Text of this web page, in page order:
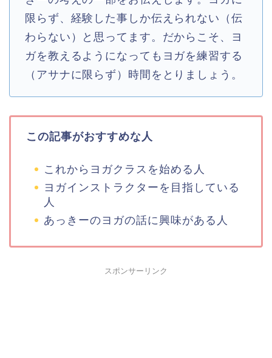
限らず、経験した事しか伝えられない（伝
わらない）と思ってます。だからこそ、ヨ
ガを教えるようになってもヨガを練習する
（アサナに限らず）時間をとりましょう。
この記事がおすすめな人
これからヨガクラスを始める人
ヨガインストラクターを目指している
人
あっきーのヨガの話に興味がある人
スポンサーリンク